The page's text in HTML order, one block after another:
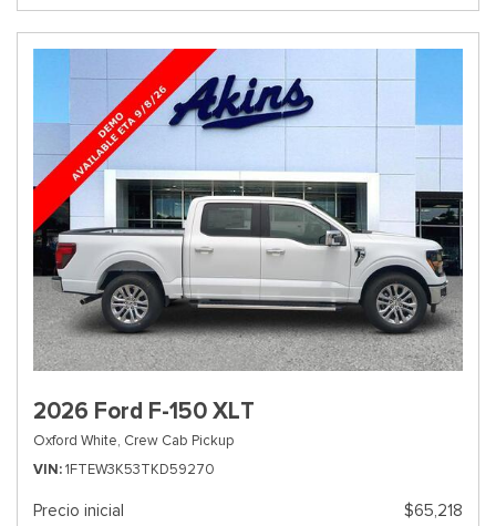
2026 Ford F-150 XLT
Oxford White, Crew Cab Pickup
VIN 1FTEW3K53TKD59270
Precio inicial
$65,218